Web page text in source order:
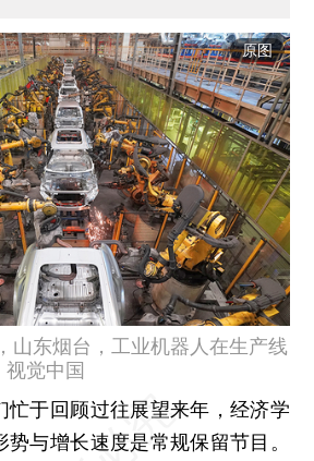
原图
山东烟台，工业机器人在生产线
视觉中国
于回顾过往展望来年，经济学
与增长速度是常规保留节目。